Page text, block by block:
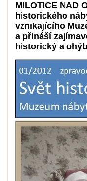
MILOTICE NAD
historického
vznikajícího
a přináší
historický a